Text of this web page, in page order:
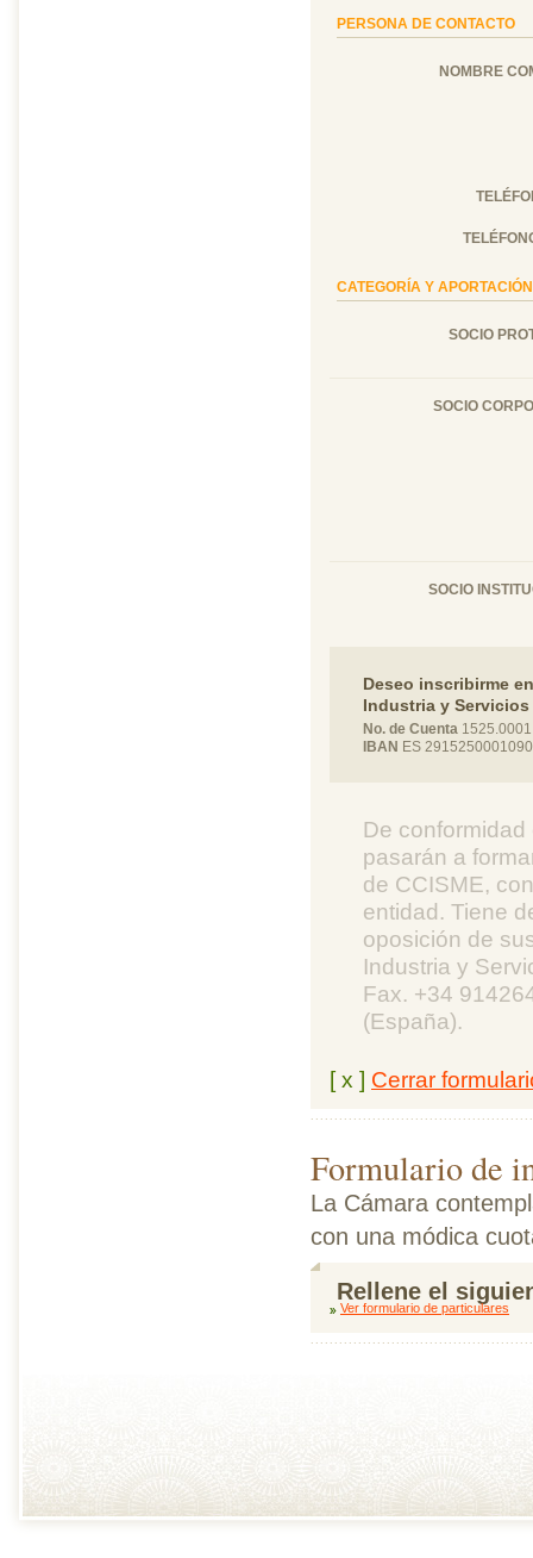
PERSONA DE CONTACTO
NOMBRE
CATEGORÍA Y
SOCIO
SOCIO
SOCIO
Deseo inscribirme
Industria y
No. de Cuenta
IBAN ES
De
pasarán a
de CCISME,
entidad. Tiene
oposición de
Industria y
Fax. +34
(España).
[ x ] Cerrar
Formulario de
La Cámara
con una módica
Rellene el
Ver formulario de particulares